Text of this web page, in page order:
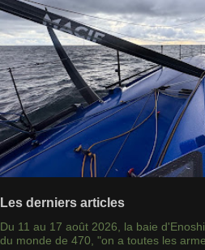
Les derniers articles
Du 11 au 17 août 2026, la baie
du monde de 470, "on a toutes les